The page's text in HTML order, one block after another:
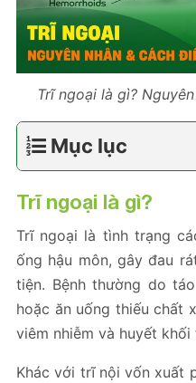
Trĩ ngoại là gì?
Mục lục
Trĩ ngoại là gì?
Trĩ ngoại là tình trạng
ống hậu môn, gây đau
tiện. Bệnh thường do
hoặc ăn uống thiếu chất
viêm nhiễm và huyết khối
Khác với trĩ nội vốn xuất